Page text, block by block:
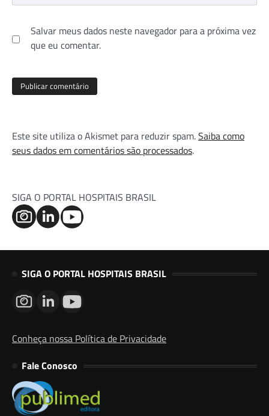
Salvar meus dados neste navegador para a próxima vez
que eu comentar.
Este site utiliza o Akismet para reduzir spam.Saiba como
seus dados em comentários são processados.
SIGA O PORTAL HOSPITAIS BRASIL
SIGA O PORTAL HOSPITAIS BRASIL
Conheça nossa Política de Privacidade
Fale Conosco